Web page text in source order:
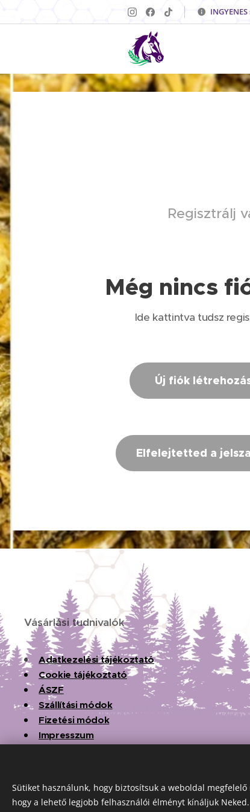
Regisztrálj
Még nincs
Ide kattintva tudsz
Új fiók
Elfelejtetted a
Vásárlási tudnivalók
Adatkezelési tájékoztató
Cookie tájékoztató
ÁSZF
Szállítási módok
Fizetési módok
Impresszum
Sütiket használunk, hogy biztosítsuk a weboldal
hogy a lehető legjobb felhasználói élményt kínáljuk Neked.